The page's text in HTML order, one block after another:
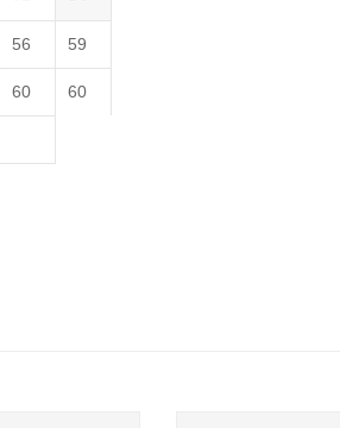
56 59
60 60